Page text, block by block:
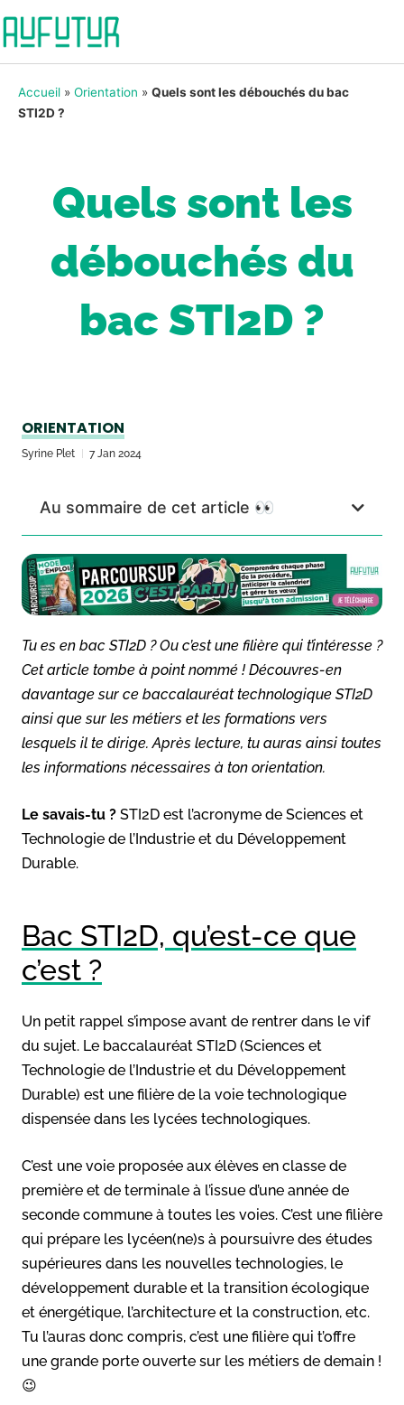
Accueil » Orientation » Quels sont les débouchés du bac
STI2D ?
Quels sont les
débouchés du
bac STI2D ?
ORIENTATION
Syrine Plet 7 Jan 2024
Au sommaire de cet article 👀
Tu es en bac STI2D ? Ou c’est une filière qui t’intéresse ?
Cet article tombe à point nommé ! Découvres-en
davantage sur ce baccalauréat technologique STI2D
ainsi que sur les métiers et les formations vers
lesquels il te dirige. Après lecture, tu auras ainsi toutes
les informations nécessaires à ton orientation.
Le savais-tu ? STI2D est l’acronyme de Sciences et
Technologie de l’Industrie et du Développement
Durable.
Bac STI2D, qu’est-ce que
c’est ?
Un petit rappel s’impose avant de rentrer dans le vif
du sujet. Le baccalauréat STI2D (Sciences et
Technologie de l’Industrie et du Développement
Durable) est une filière de la voie technologique
dispensée dans les lycées technologiques.
C’est une voie proposée aux élèves en classe de
première et de terminale à l’issue d’une année de
seconde commune à toutes les voies. C’est une filière
qui prépare les lycéen(ne)s à poursuivre des études
supérieures dans les nouvelles technologies, le
développement durable et la transition écologique
et énergétique, l’architecture et la construction, etc.
Tu l’auras donc compris, c’est une filière qui t’offre
une grande porte ouverte sur les métiers de demain !
😉